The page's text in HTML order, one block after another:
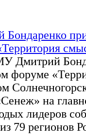
Дмитрий
форуме
на
лидеров
79 регионов